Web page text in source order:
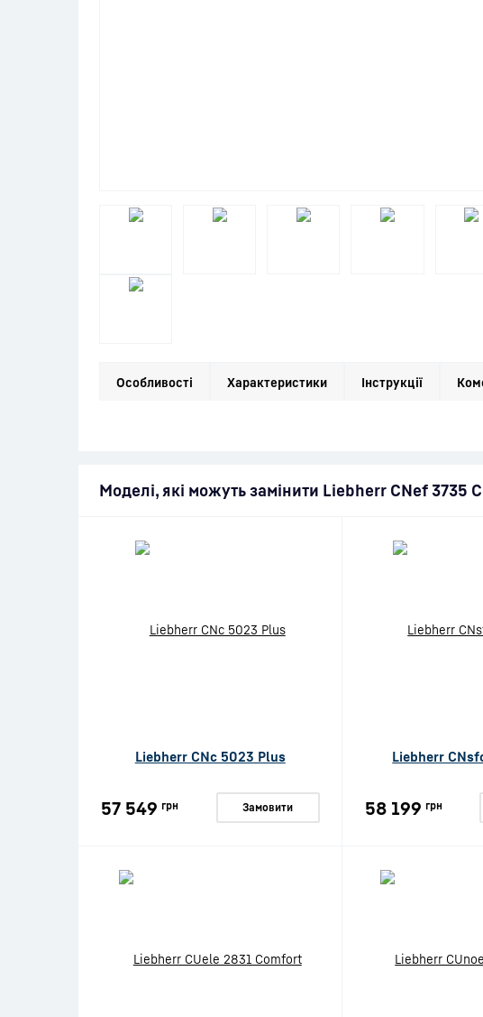
Особливості Характеристики Інструкції
Моделі, які можуть замінити Liebherr CNef 3735
Liebherr CNc 5023 Plus
57 549 грн Замовити
Liebherr
58 199 грн